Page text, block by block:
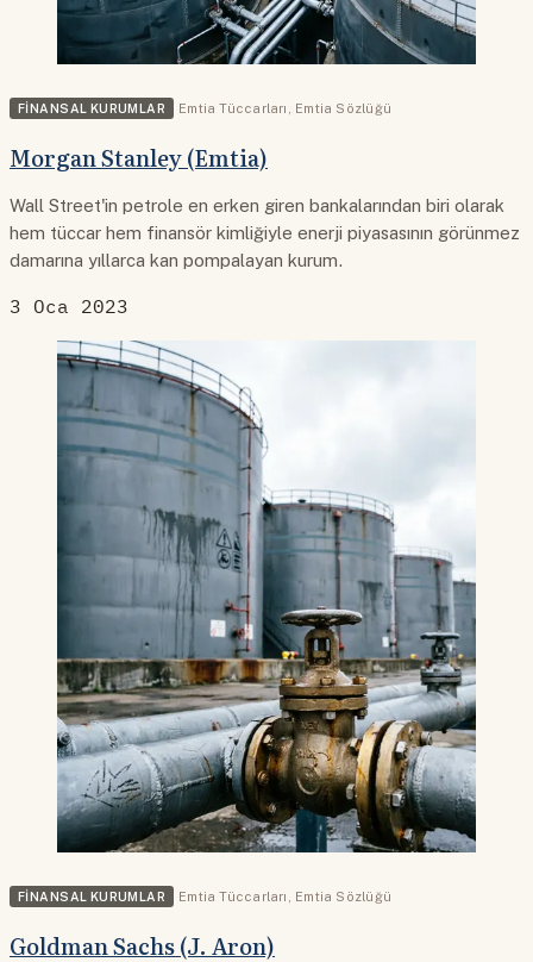
FINANSAL KURUMLAR Emtia Tüccarları Emtia Sözlüğü
Morgan Stanley (Emtia)
Wall Street'in petrole en erken giren bankalarından biri olarak
hem tüccar hem finansör kimliğiyle enerji piyasasının görünmez
damarına yıllarca kan pompalayan kurum.
3 Oca 2023
FINANSAL KURUMLAR Emtia Tüccarları Emtia Sözlüğü
Goldman Sachs (J. Aron)